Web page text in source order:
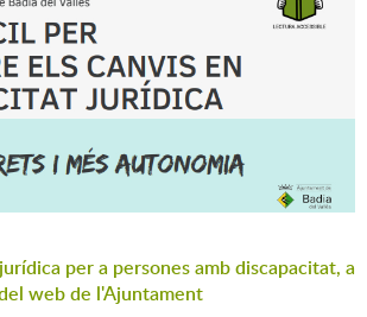
per a persones amb discapacitat, a
web de l'Ajuntament